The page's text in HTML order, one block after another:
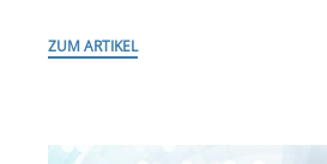
ZUM ARTIKEL